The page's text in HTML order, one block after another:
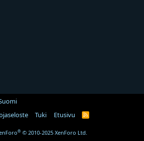
Tuki Etusivu
R
® © 2010-2025 XenForo Ltd.